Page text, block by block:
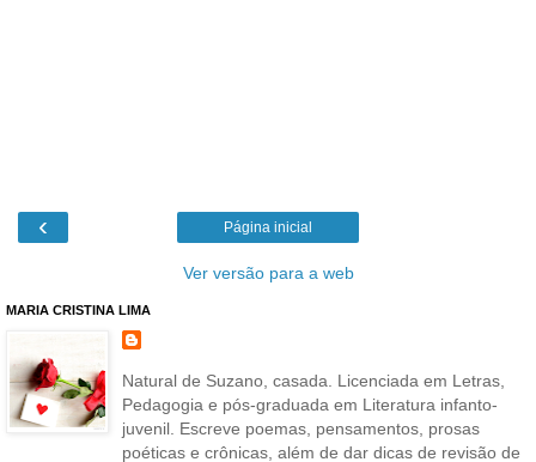
‹ Página inicial
Ver versão para a web
MARIA CRISTINA LIMA
Natural de Suzano, casada. Licenciada em Letras,
Pedagogia e pós-graduada em Literatura infanto-
juvenil. Escreve poemas, pensamentos, prosas
poéticas e crônicas, além de dar dicas de revisão de